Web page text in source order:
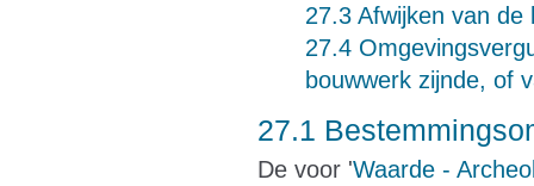
27.3 Afwijken van de
27.4
bouwwerk zijnde, of
27.1
De voor 'Waarde -